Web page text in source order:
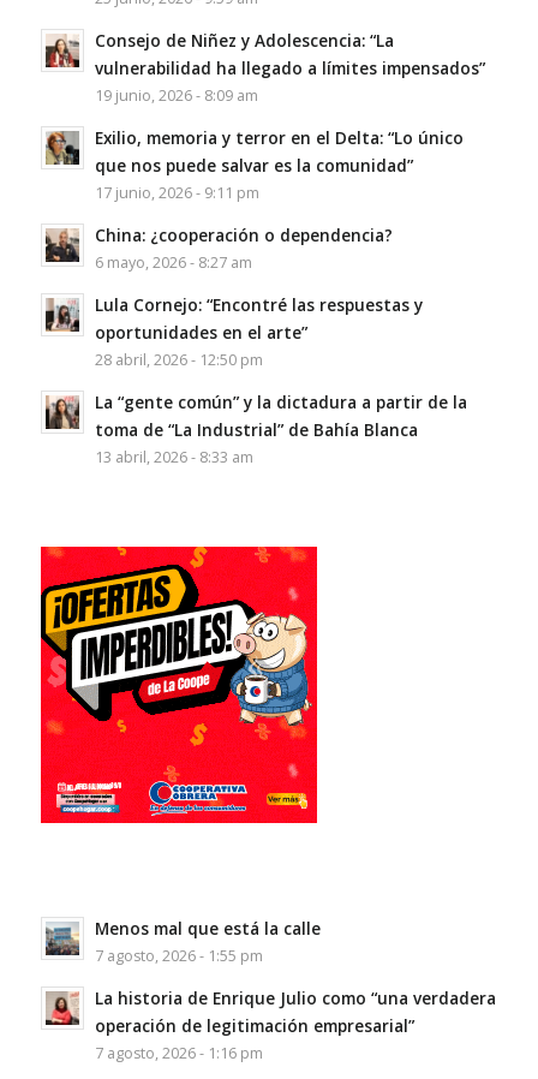
Consejo de Niñez y Adolescencia: “La
vulnerabilidad ha llegado a límites impensados”
19 junio, 2026 - 8:09 am
Exilio, memoria y terror en el Delta: “Lo único
que nos puede salvar es la comunidad”
17 junio, 2026 - 9:11 pm
China: ¿cooperación o dependencia?
6 mayo, 2026 - 8:27 am
Lula Cornejo: “Encontré las respuestas y
oportunidades en el arte”
28 abril, 2026 - 12:50 pm
La “gente común” y la dictadura a partir de la
toma de “La Industrial” de Bahía Blanca
13 abril, 2026 - 8:33 am
Menos mal que está la calle
7 agosto, 2026 - 1:55 pm
La historia de Enrique Julio como “una verdadera
operación de legitimación empresarial”
7 agosto, 2026 - 1:16 pm